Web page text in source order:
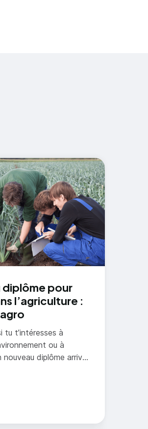
diplôme pour
l’agriculture :
tu t’intéresses à
ou à
nouveau diplôme arrive